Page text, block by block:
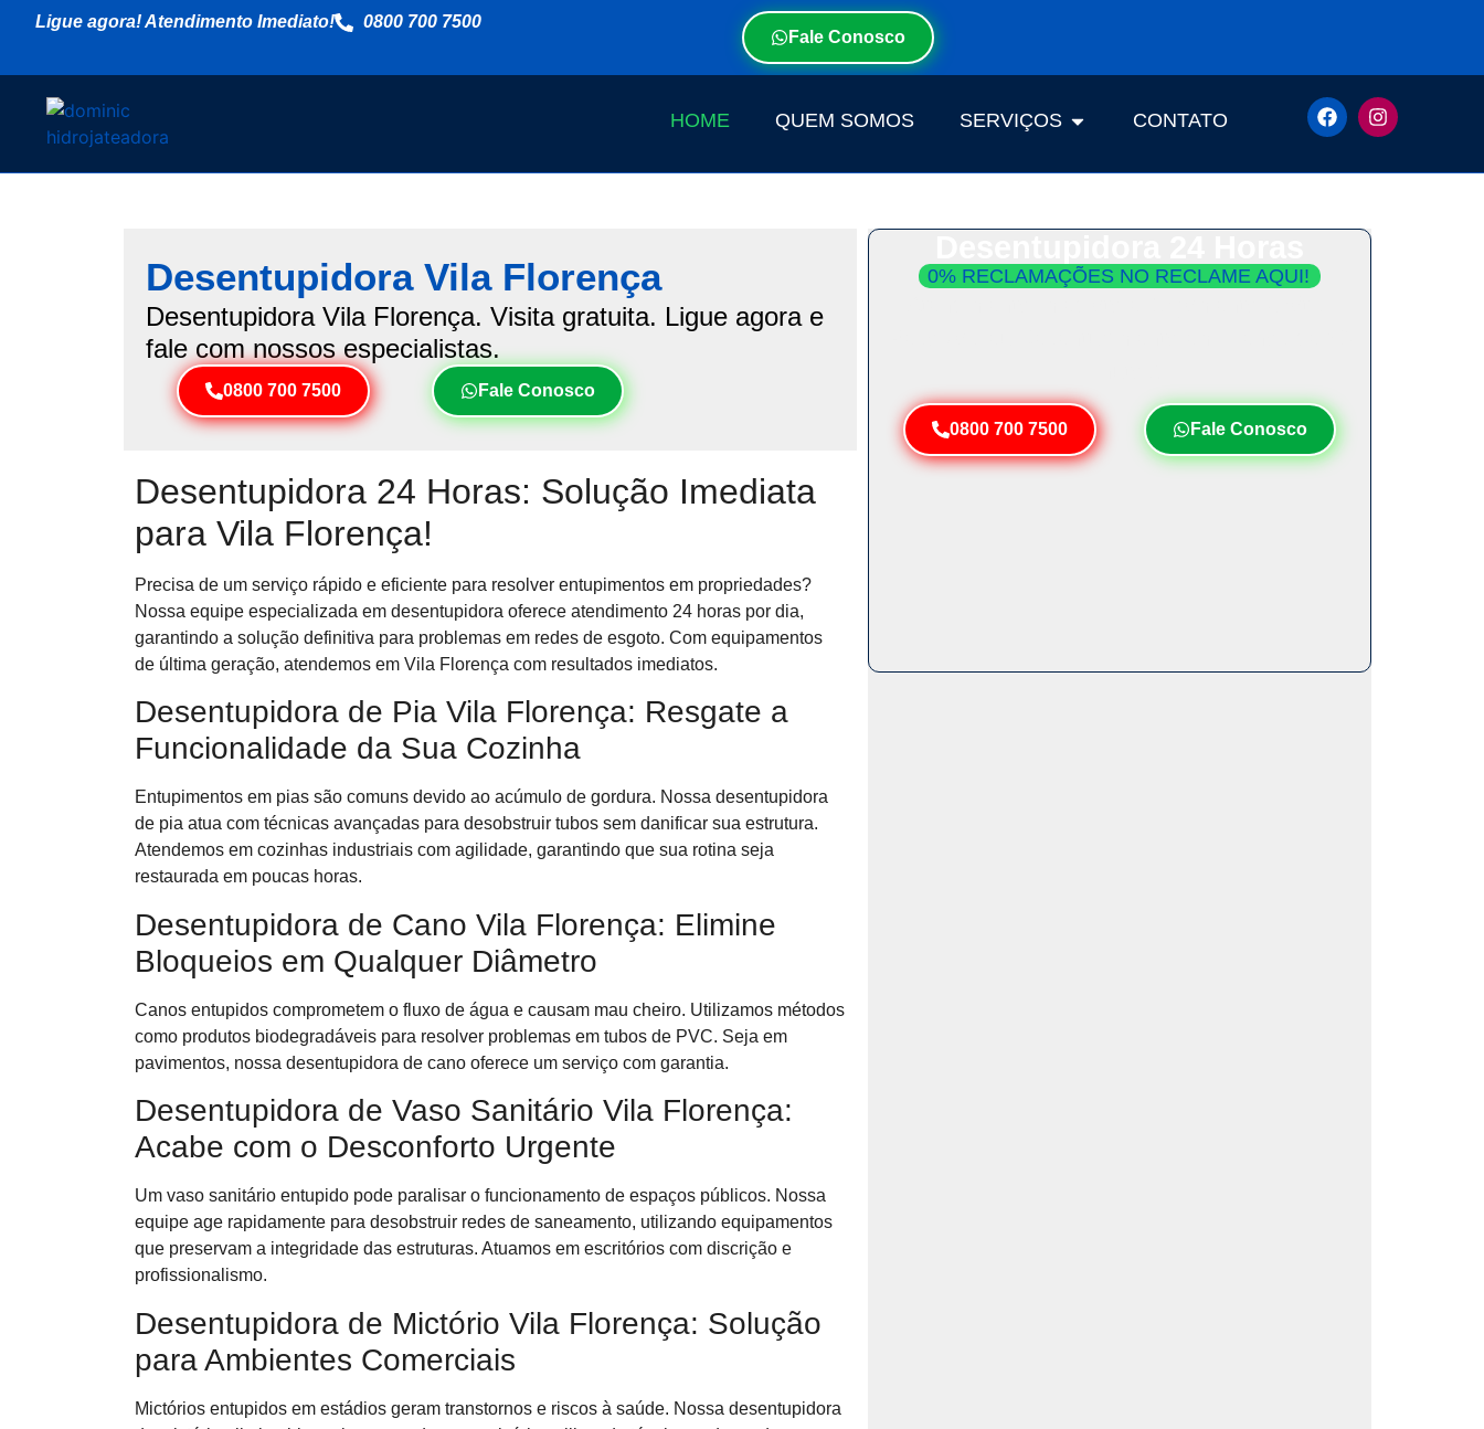
Ligue agora! Atendimento Imediato!
0800 700 7500
Fale Conosco
HOME QUEM SOMOS SERVIÇOS CONTATO
Desentupidora Vila Florença
Desentupidora Vila Florença. Visita gratuita. Ligue agora e
fale com nossos especialistas.
0800 700 7500 Fale Conosco
Desentupidora 24 Horas: Solução Imediata
para Vila Florença!
Precisa de um serviço rápido e eficiente para resolver entupimentos em propriedades?
Nossa equipe especializada em desentupidora oferece atendimento 24 horas por dia,
garantindo a solução definitiva para problemas em redes de esgoto. Com equipamentos
de última geração, atendemos em Vila Florença com resultados imediatos.
Desentupidora de Pia Vila Florença: Resgate a
Funcionalidade da Sua Cozinha
Entupimentos em pias são comuns devido ao acúmulo de gordura. Nossa desentupidora
de pia atua com técnicas avançadas para desobstruir tubos sem danificar sua estrutura.
Atendemos em cozinhas industriais com agilidade, garantindo que sua rotina seja
restaurada em poucas horas.
Desentupidora de Cano Vila Florença: Elimine
Bloqueios em Qualquer Diâmetro
Canos entupidos comprometem o fluxo de água e causam mau cheiro. Utilizamos métodos
como produtos biodegradáveis para resolver problemas em tubos de PVC. Seja em
pavimentos, nossa desentupidora de cano oferece um serviço com garantia.
Desentupidora de Vaso Sanitário Vila Florença:
Acabe com o Desconforto Urgente
Um vaso sanitário entupido pode paralisar o funcionamento de espaços públicos. Nossa
equipe age rapidamente para desobstruir redes de saneamento, utilizando equipamentos
que preservam a integridade das estruturas. Atuamos em escritórios com discrição e
profissionalismo.
Desentupidora de Mictório Vila Florença: Solução
para Ambientes Comerciais
Mictórios entupidos em estádios geram transtornos e riscos à saúde. Nossa desentupidora
0% RECLAMAÇÕES NO RECLAME AQUI!
0800 700 7500 Fale Conosco